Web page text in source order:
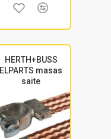
HERTH+BUSS
ELPARTS masas
saite